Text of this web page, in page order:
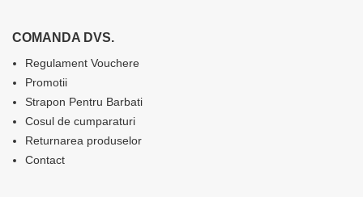
COMANDA DVS.
Regulament Vouchere
Promotii
Strapon Pentru Barbati
Cosul de cumparaturi
Returnarea produselor
Contact